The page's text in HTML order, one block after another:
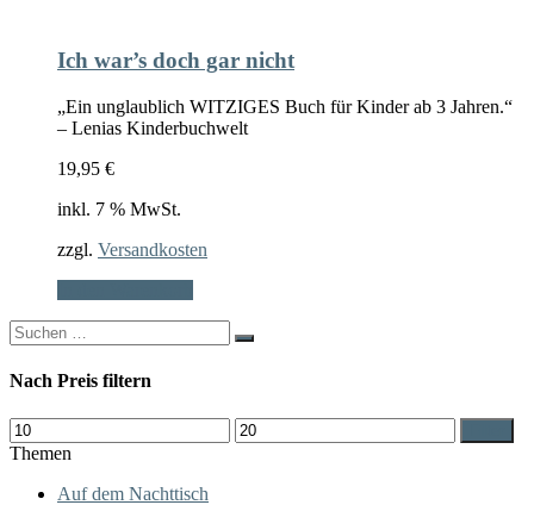
Ich war’s doch gar nicht
„Ein unglaublich WITZIGES Buch für Kinder ab 3 Jahren.“
– Lenias Kinderbuchwelt
19,95 €
inkl. 7 % MwSt.
zzgl. Versandkosten
Search
for:
Nach Preis filtern
Min.
Preis
Max.
Preis
Themen
Auf dem Nachttisch